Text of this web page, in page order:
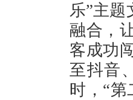
乐”主题
融合，
客成功
至抖音
时，“